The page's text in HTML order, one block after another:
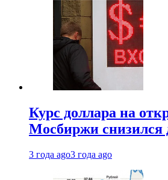
Курс доллара на
Мосбиржи снизился
3 года ago3 года ago